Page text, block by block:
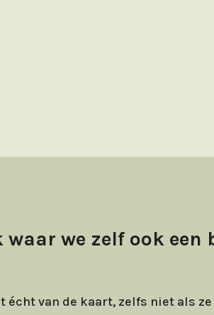
we zelf ook een
écht van de kaart, zelfs niet als